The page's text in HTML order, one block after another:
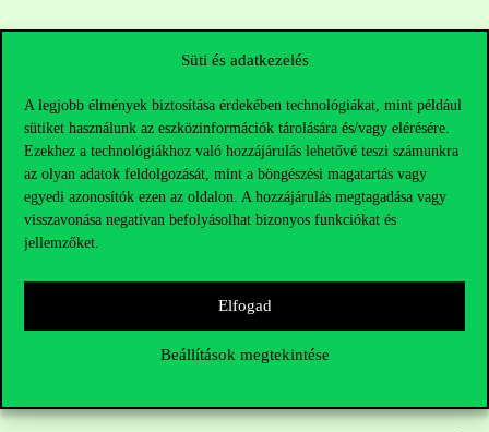
Süti és adatkezelés
A legjobb élmények biztosítása érdekében technológiákat, mint például
sütiket használunk az eszközinformációk tárolására és/vagy elérésére.
Ezekhez a technológiákhoz való hozzájárulás lehetővé teszi számunkra
az olyan adatok feldolgozását, mint a böngészési magatartás vagy
egyedi azonosítók ezen az oldalon. A hozzájárulás megtagadása vagy
visszavonása negatívan befolyásolhat bizonyos funkciókat és
jellemzőket.
Elfogad
Beállítások megtekintése
Elérhetőségek
Telefonszám:+36 1 482 5000